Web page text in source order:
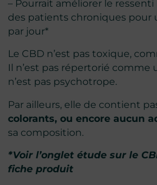
– Pourrait améliorer le
des patients chroniques pour
par jour*
Le CBD n’est pas toxique,
Il n’est pas répertorié comme
n’est pas psychotrope.
Par ailleurs, elle de contient
colorants, ou encore aucun
sa composition.
*Voir l’onglet étude sur le
fiche produit